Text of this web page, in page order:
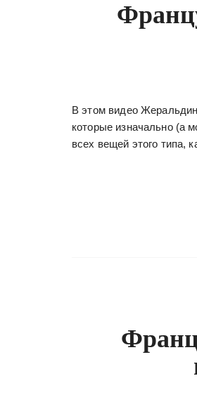
В этом видео Жеральдин
которые изначально (а
всех вещей этого типа,